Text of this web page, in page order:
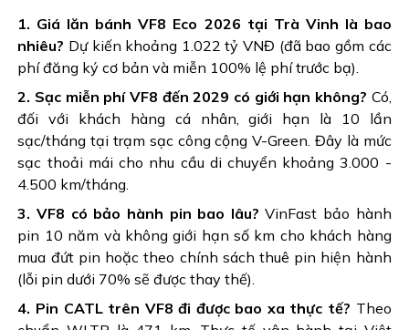
1. Giá lăn bánh VF8 Eco 2026 tại Trà Vinh là bao
nhiêu? Dự kiến khoảng 1.022 tỷ VNĐ (đã bao gồm các
phí đăng ký cơ bản và miễn 100% lệ phí trước bạ).
2. Sạc miễn phí VF8 đến 2029 có giới hạn không? Có,
đối với khách hàng cá nhân, giới hạn là 10 lần
sạc/tháng tại trạm sạc công cộng V-Green. Đây là mức
sạc thoải mái cho nhu cầu di chuyển khoảng 3.000 -
4.500 km/tháng.
3. VF8 có bảo hành pin bao lâu? VinFast bảo hành
pin 10 năm và không giới hạn số km cho khách hàng
mua đứt pin hoặc theo chính sách thuê pin hiện hành
(lỗi pin dưới 70% sẽ được thay thế).
4. Pin CATL trên VF8 đi được bao xa thực tế? Theo